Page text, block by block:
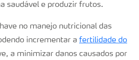
saudável e produzir frutos.
no manejo nutricional das
incrementar a fertilidade do
a minimizar danos causados por